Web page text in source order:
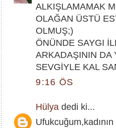
ALKIŞLAMAMAK
OLAĞAN ÜSTÜ
OLMUŞ;)
ÖNÜNDE SAYGI
ARKADAŞININ DA
SEVGİYLE KAL
9:16 ÖS
Hülya dedi ki...